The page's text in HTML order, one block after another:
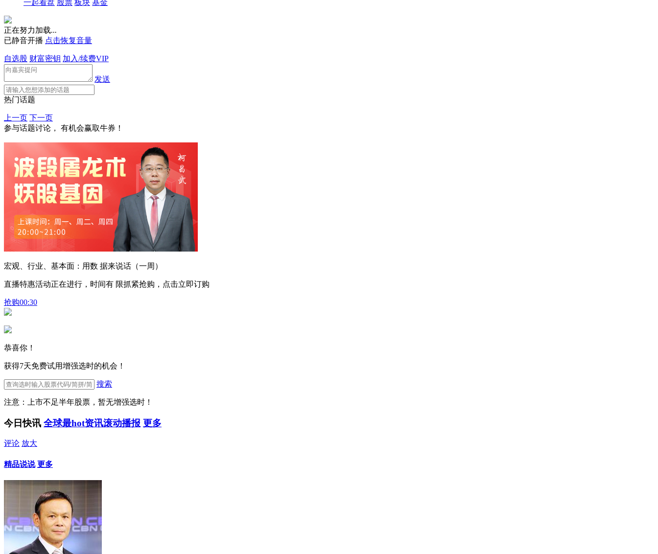
一起看盘 股票 板块 基金
正在努力加载...
已静音开播 点击恢复音量
自选股 财富密钥 加入/续费VIP
发送
热门话题
上一页 下一页
参与话题讨论， 有机会赢取牛券！
宏观、行业、基本面：用数 据来说话（一周）
直播特惠活动正在进行，时间有 限抓紧抢购，点击立即订购
抢购00:30
恭喜你！
获得7天免费试用增强选时的机会！
搜索
注意：上市不足半年股票，暂无增强选时！
今日快讯 全球最hot资讯滚动播报 更多
评论 放大
精品说说 更多